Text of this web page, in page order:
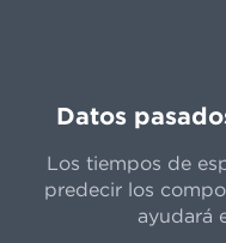
Datos
Los tiempos de
predecir los
ayudará